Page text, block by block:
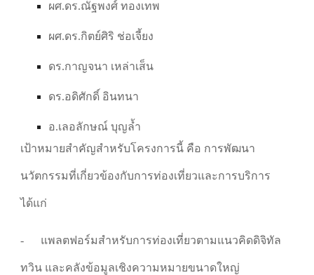
ผศ.ดร.ณัฐพงศ์ ทองเทพ
ผศ.ดร.กิตย์ศิริ ช่อเจี้ยง
ดร.กาญจนา เหล่าเส็น
ดร.อดิศักดิ์ อินทนา
อ.เลอลักษณ์ บุญล้ำ
เป้าหมายสำคัญสำหรับโครงการนี้ คือ การพัฒนา
นวัตกรรมที่เกี่ยวข้องกับการท่องเที่ยวและการบริการ
ได้แก่
- แพลตฟอร์มสำหรับการท่องเที่ยวตามแนวคิดดิจิทัล
ทวิน และคลังข้อมูลเชิงความหมายขนาดใหญ่